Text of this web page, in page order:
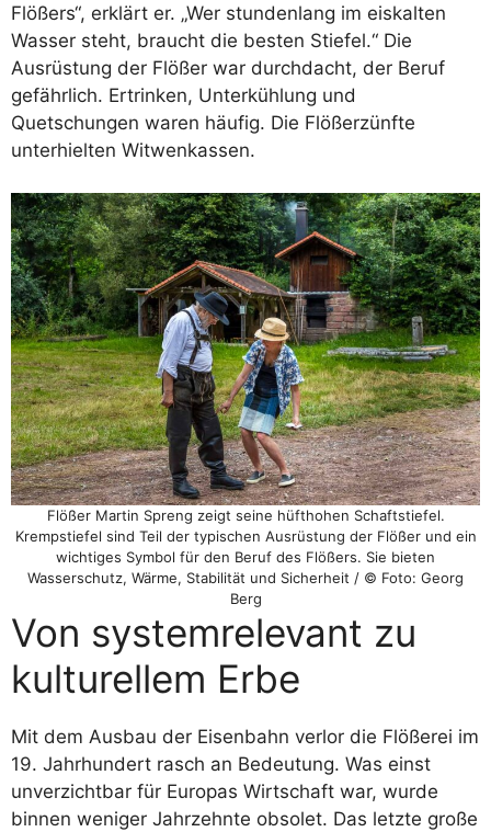
Flößers“, erklärt er. „Wer stundenlang im eiskalten
Wasser steht, braucht die besten Stiefel.“ Die
Ausrüstung der Flößer war durchdacht, der Beruf
gefährlich. Ertrinken, Unterkühlung und
Quetschungen waren häufig. Die Flößerzünfte
unterhielten Witwenkassen.
Flößer Martin Spreng zeigt seine hüfthohen Schaftstiefel.
Krempstiefel sind Teil der typischen Ausrüstung der Flößer und ein
wichtiges Symbol für den Beruf des Flößers. Sie bieten
Wasserschutz, Wärme, Stabilität und Sicherheit / © Foto: Georg
Berg
Von systemrelevant zu
kulturellem Erbe
Mit dem Ausbau der Eisenbahn verlor die Flößerei im
19. Jahrhundert rasch an Bedeutung. Was einst
unverzichtbar für Europas Wirtschaft war, wurde
binnen weniger Jahrzehnte obsolet. Das letzte große